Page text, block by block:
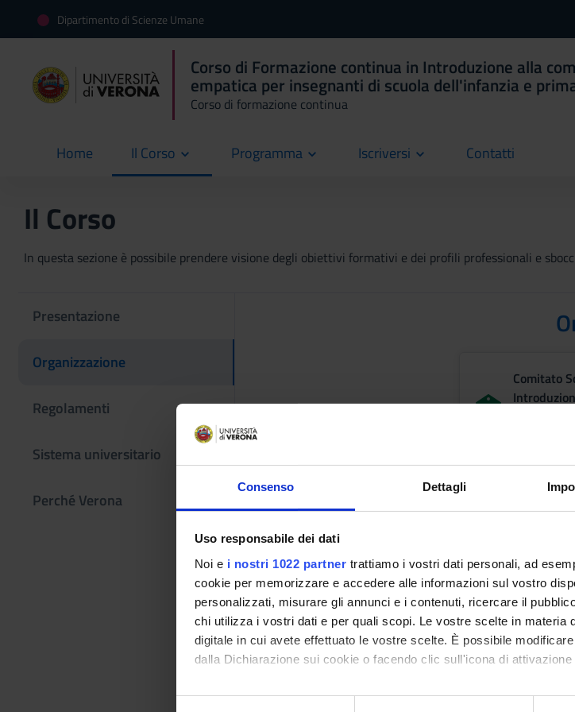
Consenso Dettagli
Uso responsabile dei dati
Noi e i nostri 1022 partner trattiamo i vostri dati personali, ad
cookie per memorizzare e accedere alle informazioni sul vostro
personalizzati, misurare gli annunci e i contenuti, ricercare il
chi utilizza i vostri dati e per quali scopi. Le vostre scelte in materia
digitale in cui avete effettuato le vostre scelte. È possibile
dalla Dichiarazione sui cookie o facendo clic sull'icona di attivazione
Con il tuo consenso, vorremmo anche:
Dipartimento di Scienze Umane
Corso di Formazione continua in Introduzione alla
empatica per insegnanti di scuola dell'infanzia e
Corso di formazione continua
Home
current Il Corso Programma Iscriversi Contatti
current
Il Corso
In questa sezione è possibile prendere visione degli obiettivi formativi e dei profili professionali e
Presentazione
Organizzazione
Regolamenti
Sistema universitario
Perché Verona
Comitato
prof.ssa Jessica
cell. + 39
e-mail: